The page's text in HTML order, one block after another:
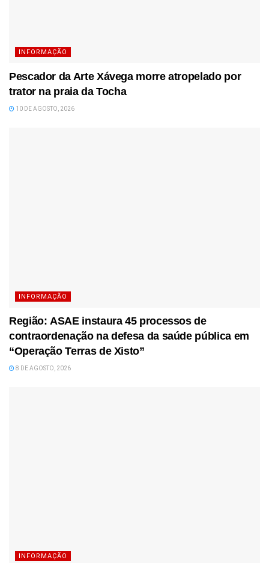
INFORMAÇÃO
Pescador da Arte Xávega morre atropelado por
trator na praia da Tocha
10 DE AGOSTO, 2026
INFORMAÇÃO
Região: ASAE instaura 45 processos de
contraordenação na defesa da saúde pública em
“Operação Terras de Xisto”
8 DE AGOSTO, 2026
INFORMAÇÃO